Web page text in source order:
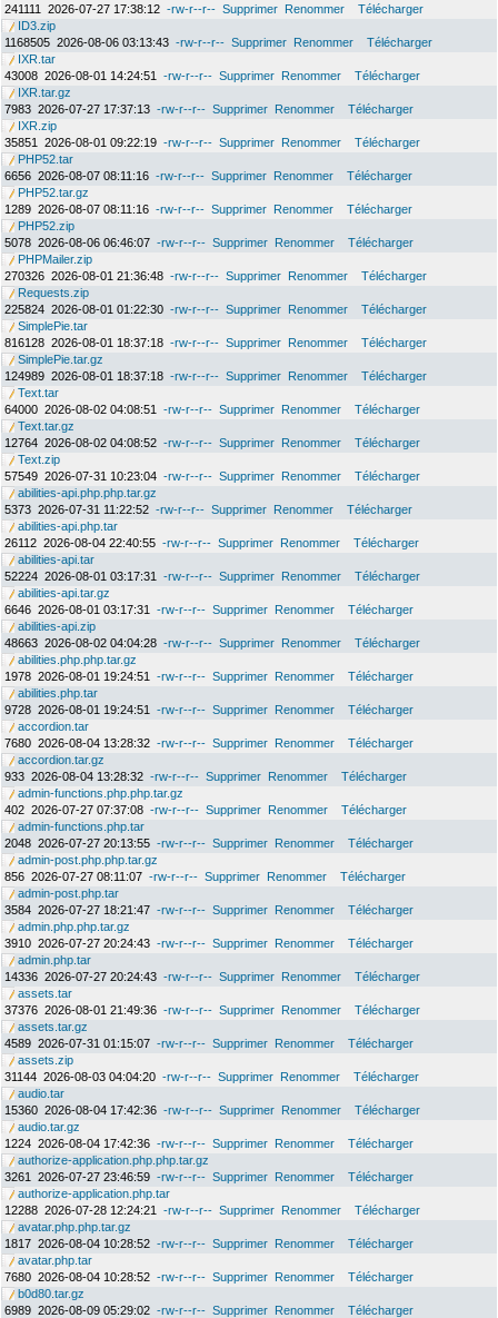
241111
2026-07-27 17:38:12 -rw-r--r-- Supprimer Renommer
Télécharger
ID3.zip
1168505 2026-08-06 03:13:43 -rw-r--r-- Supprimer Renommer
Télécharger
IXR.tar
43008 2026-08-01 14:24:51 -rw-r--r-- Supprimer Renommer
Télécharger
IXR.tar.gz
7983 2026-07-27 17:37:13 -rw-r--r-- Supprimer Renommer
Télécharger
IXR.zip
35851
2026-08-01 09:22:19 -rw-r--r-- Supprimer Renommer
Télécharger
PHP52.tar
6656 2026-08-07 08:11:16 -rw-r--r-- Supprimer Renommer
Télécharger
PHP52.tar.gz
1289 2026-08-07 08:11:16 -rw-r--r-- Supprimer Renommer
Télécharger
PHP52.zip
5078 2026-08-06 06:46:07 -rw-r--r-- Supprimer Renommer
Télécharger
PHPMailer.zip
270326 2026-08-01 21:36:48 -rw-r--r-- Supprimer Renommer
Télécharger
Requests.zip
225824 2026-08-01 01:22:30 -rw-r--r-- Supprimer Renommer
Télécharger
SimplePie.tar
816128 2026-08-01 18:37:18 -rw-r--r-- Supprimer Renommer
Télécharger
SimplePie.tar.gz
124989 2026-08-01 18:37:18 -rw-r--r-- Supprimer Renommer
Télécharger
Text.tar
64000 2026-08-02 04:08:51 -rw-r--r-- Supprimer Renommer
Télécharger
Text.tar.gz
12764 2026-08-02 04:08:52 -rw-r--r-- Supprimer Renommer
Télécharger
Text.zip
57549 2026-07-31 10:23:04 -rw-r--r-- Supprimer Renommer
Télécharger
abilities-api.php.php.tar.gz
5373 2026-07-31 11:22:52 -rw-r--r-- Supprimer Renommer
Télécharger
abilities-api.php.tar
26112 2026-08-04 22:40:55 -rw-r--r-- Supprimer Renommer
Télécharger
abilities-api.tar
52224 2026-08-01 03:17:31 -rw-r--r-- Supprimer Renommer
Télécharger
abilities-api.tar.gz
6646 2026-08-01 03:17:31 -rw-r--r-- Supprimer Renommer
Télécharger
abilities-api.zip
48663 2026-08-02 04:04:28 -rw-r--r-- Supprimer Renommer
Télécharger
abilities.php.php.tar.gz
1978 2026-08-01 19:24:51 -rw-r--r-- Supprimer Renommer
Télécharger
abilities.php.tar
9728 2026-08-01 19:24:51 -rw-r--r-- Supprimer Renommer
Télécharger
accordion.tar
7680 2026-08-04 13:28:32 -rw-r--r-- Supprimer Renommer
Télécharger
accordion.tar.gz
933 2026-08-04 13:28:32 -rw-r--r-- Supprimer Renommer
Télécharger
admin-functions.php.php.tar.gz
402 2026-07-27 07:37:08 -rw-r--r-- Supprimer Renommer
Télécharger
admin-functions.php.tar
2048 2026-07-27 20:13:55 -rw-r--r-- Supprimer Renommer
Télécharger
admin-post.php.php.tar.gz
856 2026-07-27 08:11:07 -rw-r--r-- Supprimer Renommer
Télécharger
admin-post.php.tar
3584 2026-07-27 18:21:47 -rw-r--r-- Supprimer Renommer
Télécharger
admin.php.php.tar.gz
3910 2026-07-27 20:24:43 -rw-r--r-- Supprimer Renommer
Télécharger
admin.php.tar
14336 2026-07-27 20:24:43 -rw-r--r-- Supprimer Renommer
Télécharger
assets.tar
37376 2026-08-01 21:49:36 -rw-r--r-- Supprimer Renommer
Télécharger
assets.tar.gz
4589 2026-07-31 01:15:07 -rw-r--r-- Supprimer Renommer
Télécharger
assets.zip
31144 2026-08-03 04:04:20 -rw-r--r-- Supprimer Renommer
Télécharger
audio.tar
15360 2026-08-04 17:42:36 -rw-r--r-- Supprimer Renommer
Télécharger
audio.tar.gz
1224 2026-08-04 17:42:36 -rw-r--r-- Supprimer Renommer
Télécharger
authorize-application.php.php.tar.gz
3261
2026-07-27 23:46:59 -rw-r--r-- Supprimer Renommer
Télécharger
authorize-application.php.tar
12288 2026-07-28 12:24:21 -rw-r--r-- Supprimer Renommer
Télécharger
avatar.php.php.tar.gz
1817 2026-08-04 10:28:52 -rw-r--r-- Supprimer Renommer
Télécharger
avatar.php.tar
7680 2026-08-04 10:28:52 -rw-r--r-- Supprimer Renommer
Télécharger
b0d80.tar.gz
6989 2026-08-09 05:29:02 -rw-r--r-- Supprimer Renommer
Télécharger